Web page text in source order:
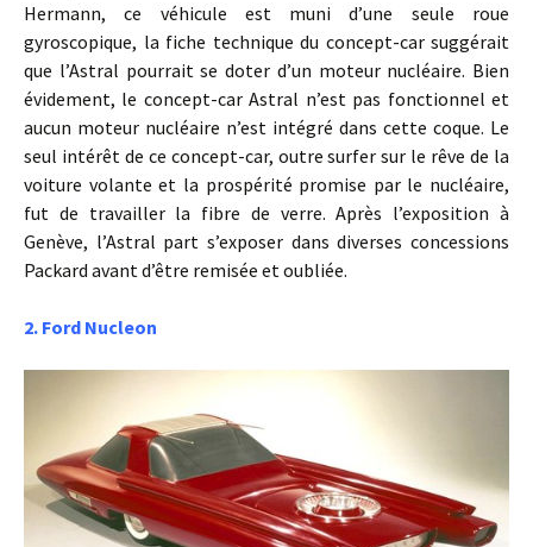
Hermann, ce véhicule est muni d’une seule roue
gyroscopique, la fiche technique du concept-car suggérait
que l’Astral pourrait se doter d’un moteur nucléaire. Bien
évidement, le concept-car Astral n’est pas fonctionnel et
aucun moteur nucléaire n’est intégré dans cette coque. Le
seul intérêt de ce concept-car, outre surfer sur le rêve de la
voiture volante et la prospérité promise par le nucléaire,
fut de travailler la fibre de verre. Après l’exposition à
Genève, l’Astral part s’exposer dans diverses concessions
Packard avant d’être remisée et oubliée.
2. Ford Nucleon